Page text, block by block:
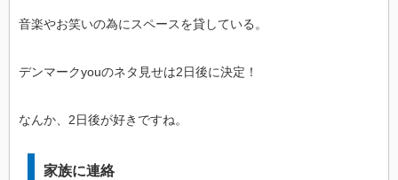
音楽やお笑いの為にスペースを貸している。
デンマークyouのネタ見せは2日後に決定！
なんか、2日後が好きですね。
家族に連絡